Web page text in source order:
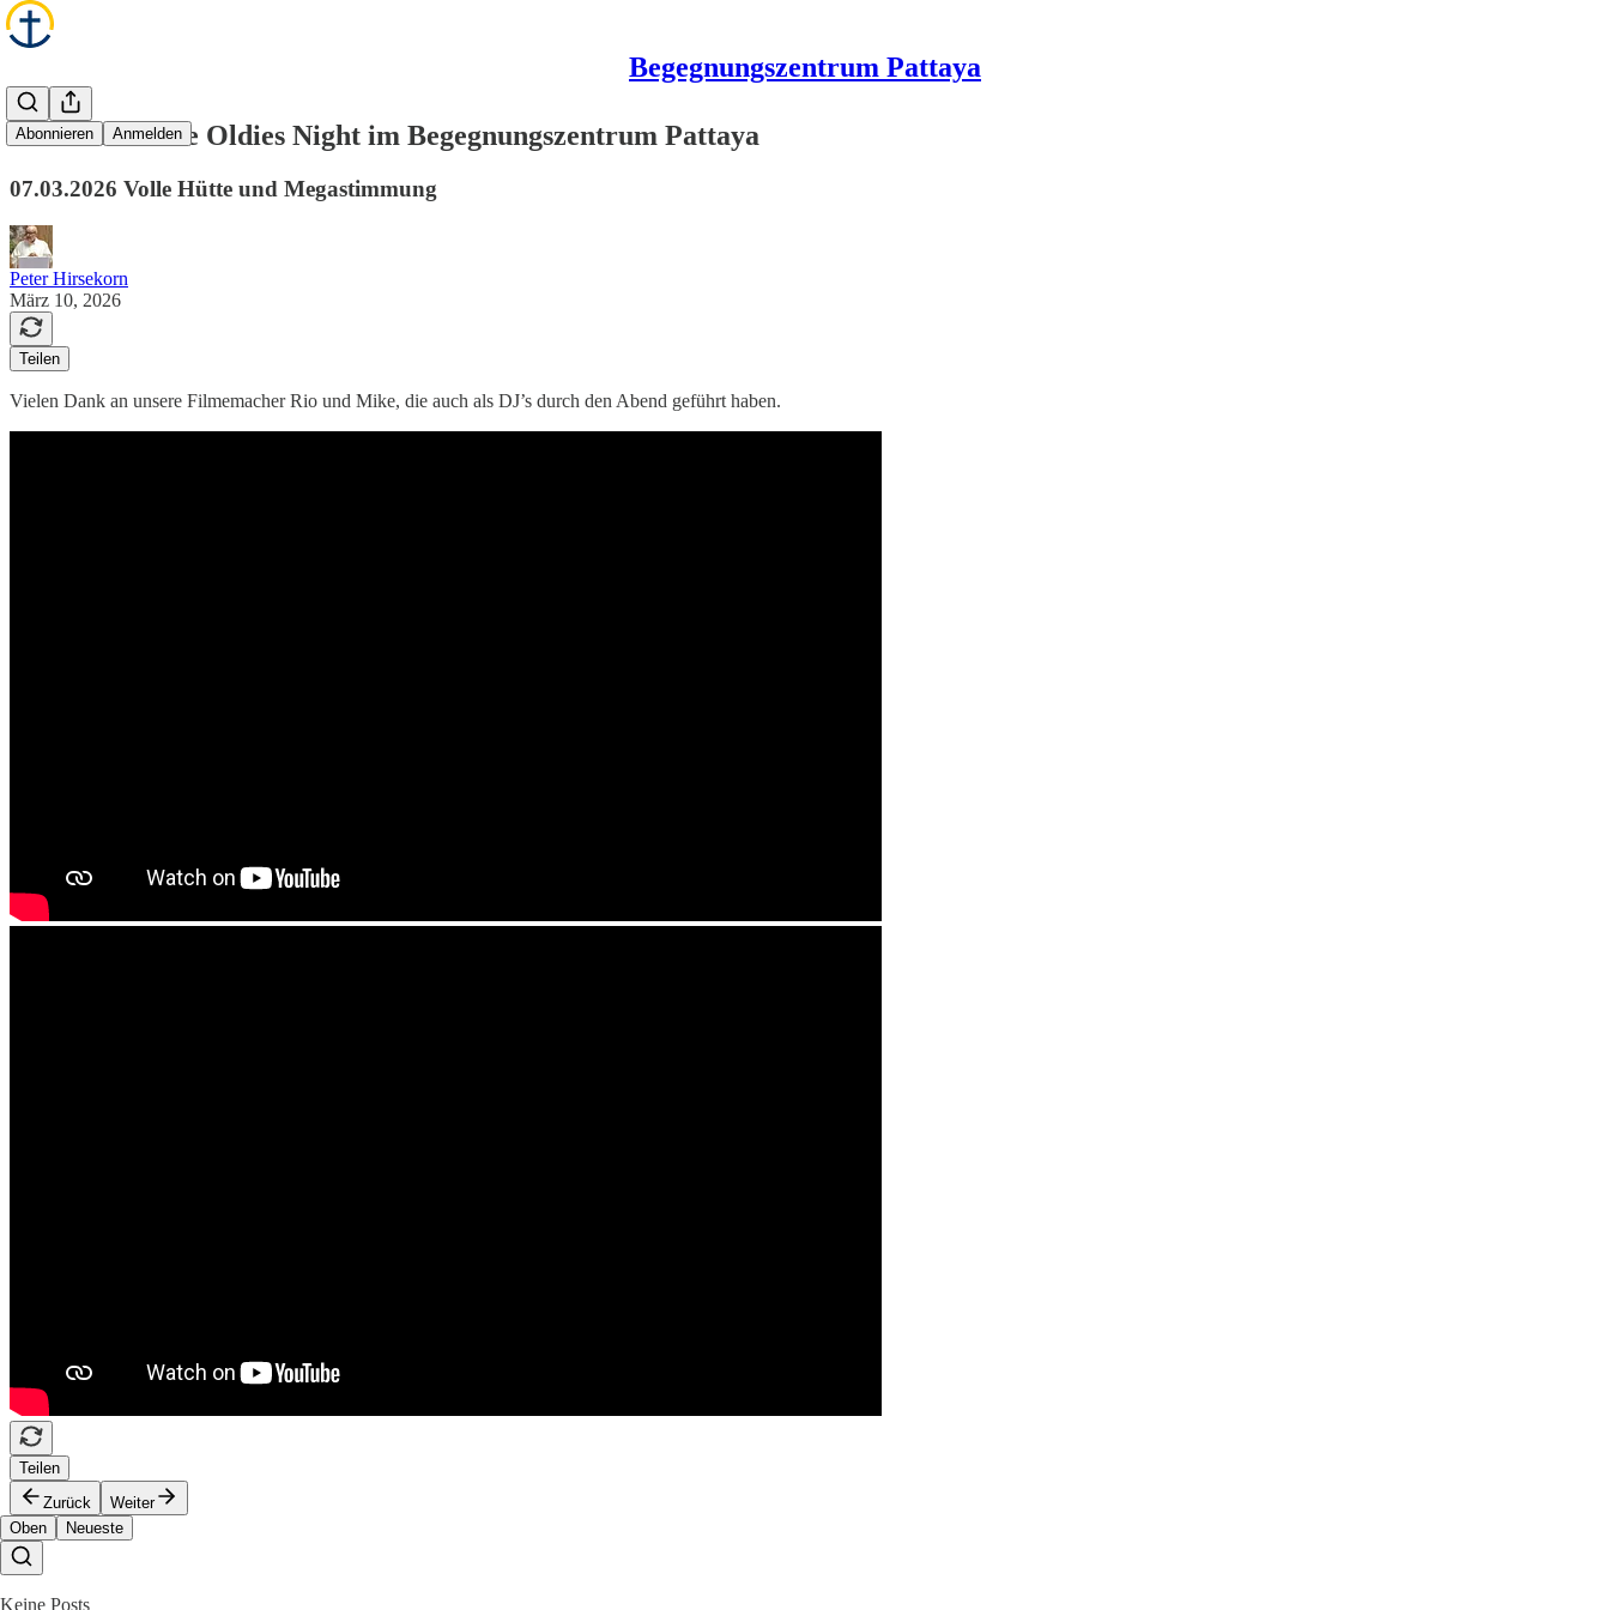
Begegnungszentrum Pattaya
Abonnieren Anmelden
Das war unsere Oldies Night im Begegnungszentrum Pattaya
07.03.2026 Volle Hütte und Megastimmung
Peter Hirsekorn
März 10, 2026
Teilen
Vielen Dank an unsere Filmemacher Rio und Mike, die auch als DJ’s durch den Abend geführt haben.
Teilen
Zurück
Weiter
Oben
Neueste
Keine Posts